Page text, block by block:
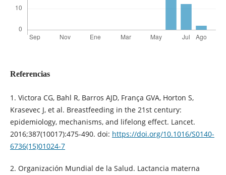
Referencias
1. Victora CG, Bahl R, Barros AJD, França GVA, Horton S,
Krasevec J, et al. Breastfeeding in the 21st century:
epidemiology, mechanisms, and lifelong effect. Lancet.
2016;387(10017):475-490. doi: https://doi.org/10.1016/S0140-
6736(15)01024-7
2. Organización Mundial de la Salud. Lactancia materna